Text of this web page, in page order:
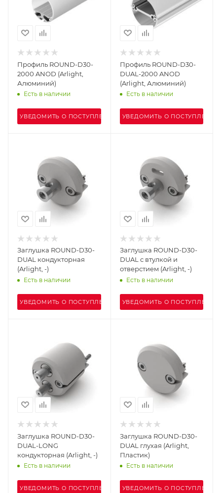
Профиль ROUND-D30-
2000 ANOD (Arlight,
Алюминий)
Есть в наличии
УВЕДОМИТЬ О ПОСТУПЛЕНИИ
Профиль ROUND-D30-
DUAL-2000 ANOD
(Arlight, Алюминий)
Есть в наличии
УВЕДОМИТЬ О ПОСТУПЛЕНИИ
Заглушка ROUND-D30-
DUAL кондукторная
(Arlight, -)
Есть в наличии
УВЕДОМИТЬ О ПОСТУПЛЕНИИ
Заглушка ROUND-D30-
DUAL с втулкой и
отверстием (Arlight, -)
Есть в наличии
УВЕДОМИТЬ О ПОСТУПЛЕНИИ
Заглушка ROUND-D30-
DUAL-LONG
кондукторная (Arlight, -)
Есть в наличии
УВЕДОМИТЬ О ПОСТУПЛЕНИИ
Заглушка ROUND-D30-
DUAL глухая (Arlight,
Пластик)
Есть в наличии
УВЕДОМИТЬ О ПОСТУПЛЕНИИ